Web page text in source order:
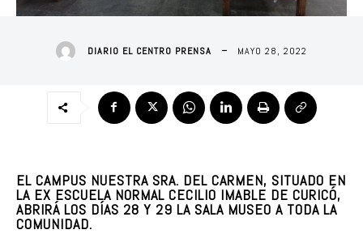
DIARIO EL CENTRO PRENSA MAYO 28, 2022
EL CAMPUS NUESTRA SRA. DEL CARMEN, SITUADO EN
LA EX ESCUELA NORMAL CECILIO IMABLE DE CURICÓ,
ABRIRÁ LOS DÍAS 28 Y 29 LA SALA MUSEO A TODA LA
COMUNIDAD.